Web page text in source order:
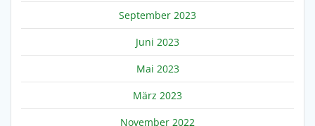
September 2023
Juni 2023
Mai 2023
März 2023
November 2022